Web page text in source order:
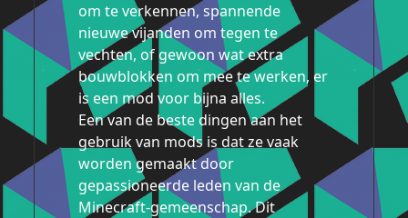
om te verkennen, spannende
nieuwe vijanden om tegen te
vechten, of gewoon wat extra
bouwblokken om mee te werken, er
is een mod voor bijna alles.
Een van de beste dingen aan het
gebruik van mods is dat ze vaak
worden gemaakt door
gepassioneerde leden van de
Minecraft-gemeenschap. Dit